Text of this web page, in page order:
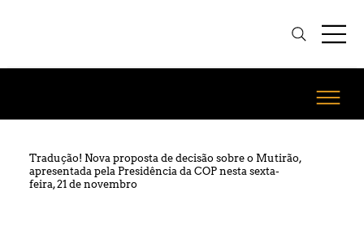
Tradução! Nova proposta de decisão sobre o Mutirão,
apresentada pela Presidência da COP nesta sexta-
feira, 21 de novembro